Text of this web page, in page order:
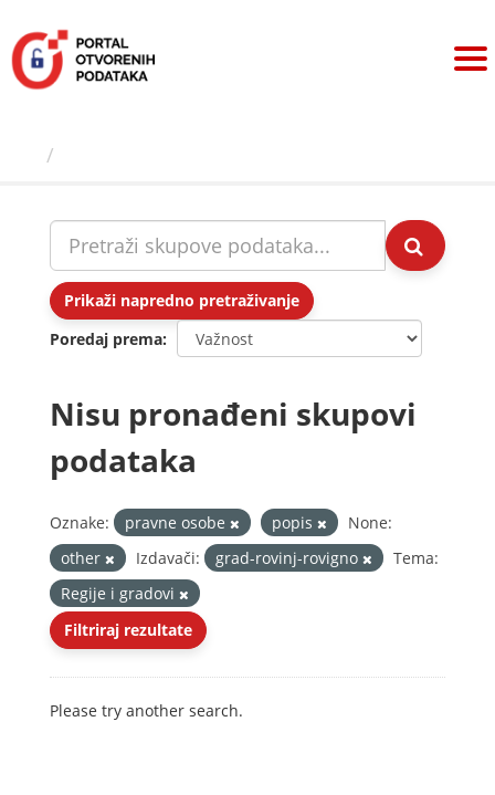
sadržaj
Prikaži napredno pretraživanje
Poredaj prema
Nisu pronađeni skupovi
podataka
Oznake: pravne osobe popis
None:
other
Izdavači: grad-rovinj-rovigno
Tema:
Regije i gradovi
Filtriraj rezultate
Please try another search.